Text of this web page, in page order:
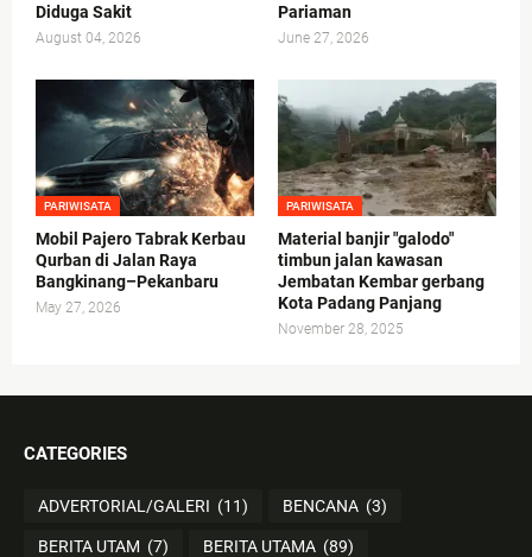
Diduga Sakit
August 04, 2026
Pariaman
June 27, 2026
PARIWISATA
Mobil Pajero Tabrak Kerbau
Qurban di Jalan Raya
Bangkinang–Pekanbaru
May 27, 2026
PARIWISATA
Material banjir "galodo"
timbun jalan kawasan
Jembatan Kembar gerbang
Kota Padang Panjang
November 28, 2025
CATEGORIES
ADVERTORIAL/GALERI (11) BENCANA (3)
BERITA UTAM (7) BERITA UTAMA (89)